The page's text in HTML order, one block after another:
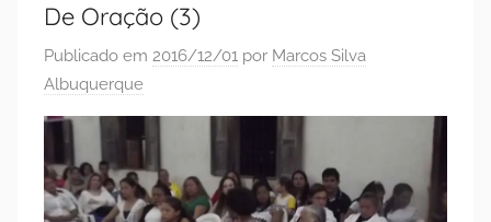
De Oração (3)
Publicado em 2016/12/01 por Marcos Silva
Albuquerque